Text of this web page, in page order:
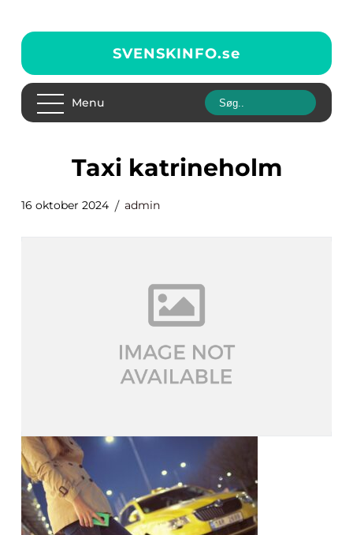
SVENSKINFO.se
Menu
taxi katrineholm
16 oktober 2024 admin